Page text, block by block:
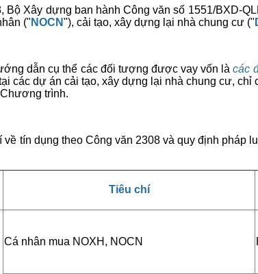
Bộ Xây dựng ban hành Công văn số 1551/BXD-
(" NOCN"), cải tạo, xây dựng lại nhà chung cư ("
dẫn cụ thể các đối tượng được vay vốn làcác
các dự án cải tạo, xây dựng lại nhà chung cư, chỉ
trình.
về tín dụng theo Công văn 2308 và quy định
Tiêu chí
Cá nhân mua NOXH, NOCN